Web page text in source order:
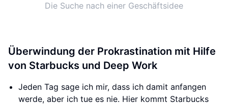
Die Suche nach einer Geschäftsidee
Überwindung der Prokrastination mit Hilfe
von Starbucks und Deep Work
Jeden Tag sage ich mir, dass ich damit anfangen
werde, aber ich tue es nie. Hier kommt Starbucks